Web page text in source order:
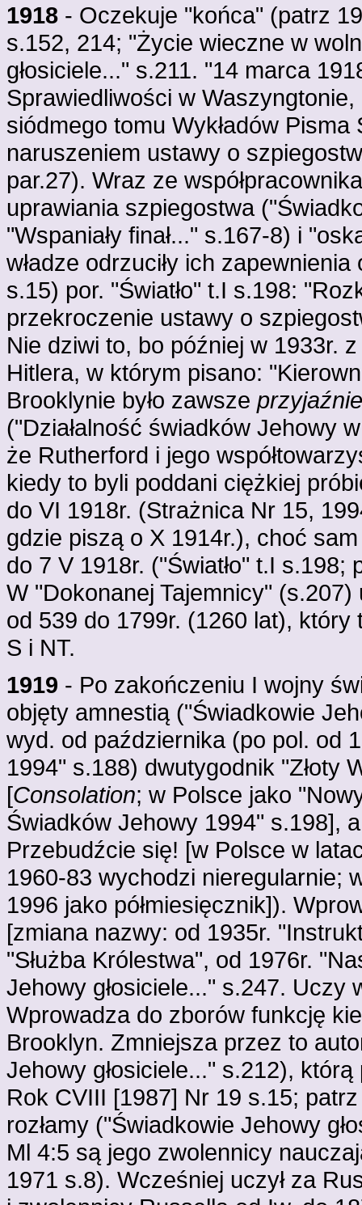
1918 - Oczekuje "końca" (patrz
s.152, 214; "Życie wieczne w
głosiciele..." s.211. "14 marca
Sprawiedliwości w Waszyngtonie,
siódmego tomu Wykładów
naruszeniem ustawy o
par.27). Wraz ze
uprawiania szpiegostwa
"Wspaniały finał..." s.167-8) i
władze odrzuciły ich
s.15) por. "Światło" t.I s.198:
przekroczenie ustawy o
Nie dziwi to, bo później w 1933r.
Hitlera, w którym pisano:
Brooklynie było zawsze
("Działalność świadków Jehowy
że Rutherford i jego
kiedy to byli poddani ciężkiej
do VI 1918r. (Strażnica Nr 15,
gdzie piszą o X 1914r.), choć
do 7 V 1918r. ("Światło" t.I
W "Dokonanej Tajemnicy"
od 539 do 1799r. (1260 lat), który
S i NT.
1919 - Po zakończeniu I wojny
objęty amnestią ("Świadkowie
wyd. od października (po pol. od
1994" s.188) dwutygodnik "Złoty
[Consolation; w Polsce jako
Świadków Jehowy 1994" s.198],
Przebudźcie się! [w Polsce w
1960-83 wychodzi nieregularnie;
1996 jako półmiesięcznik]).
[zmiana nazwy: od 1935r.
"Służba Królestwa", od 1976r.
Jehowy głosiciele..." s.247.
Wprowadza do zborów funkcję
Brooklyn. Zmniejsza przez to
Jehowy głosiciele..." s.212),
Rok CVIII [1987] Nr 19 s.15;
rozłamy ("Świadkowie Jehowy
Ml 4:5 są jego zwolennicy
1971 s.8). Wcześniej uczył za